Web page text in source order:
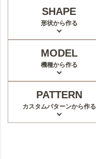
SHAPE
形状から作る
MODEL
機種から作る
PATTERN
カスタムパターンから作る